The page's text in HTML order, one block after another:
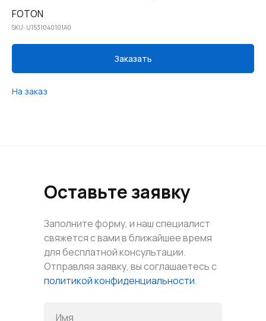
FOTON
SKU: U1531040101A0
Заказать
На заказ
Оставьте заявку
Заполните форму, и наш специалист
свяжется с вами в ближайшее время
для бесплатной консультации.
Отправляя заявку, вы соглашаетесь с
политикой конфиденциальности.